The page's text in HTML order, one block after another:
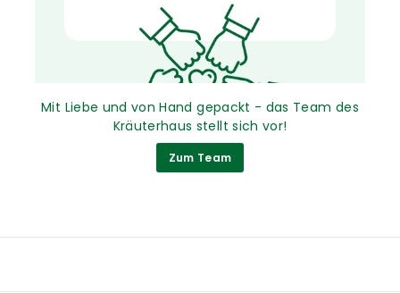
Mit Liebe und von Hand gepackt - das Team des
Kräuterhaus stellt sich vor!
Zum Team